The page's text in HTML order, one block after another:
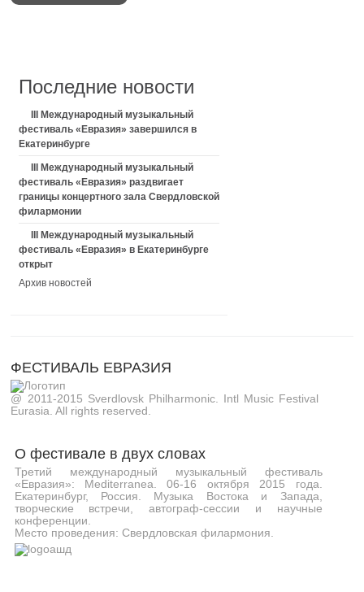
Последние новости
III Международный музыкальный
фестиваль «Евразия» завершился в
Екатеринбурге
III Международный музыкальный
фестиваль «Евразия» раздвигает
границы концертного зала Свердловской
филармонии
III Международный музыкальный
фестиваль «Евразия» в Екатеринбурге
открыт
Архив новостей
ФЕСТИВАЛЬ ЕВРАЗИЯ
@ 2011-2015 Sverdlovsk Philharmonic. Intl Music Festival
Eurasia. All rights reserved.
О фестивале в двух словах
Третий международный музыкальный фестиваль
«Евразия»: Mediterranea. 06-16 октября 2015 года.
Екатеринбург, Россия. Музыка Востока и Запада,
творческие встречи, автограф-сессии и научные
конференции.
Место проведения: Свердловская филармония.